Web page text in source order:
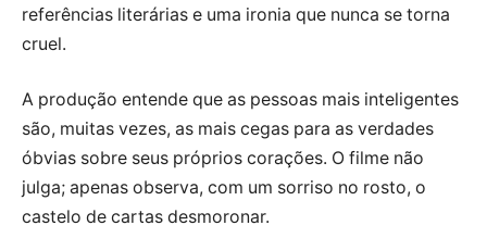
referências literárias e uma ironia que nunca se torna
cruel.
A produção entende que as pessoas mais inteligentes
são, muitas vezes, as mais cegas para as verdades
óbvias sobre seus próprios corações. O filme não
julga; apenas observa, com um sorriso no rosto, o
castelo de cartas desmoronar.